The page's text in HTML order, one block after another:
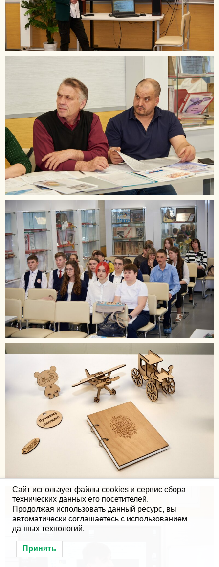
Сайт использует файлы cookies и сервис сбора
технических данных его посетителей.
Продолжая использовать данный ресурс, вы
автоматически соглашаетесь с использованием
данных технологий.
Принять